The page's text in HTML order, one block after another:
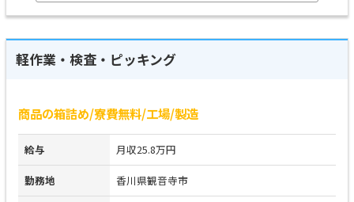
軽作業・検査・ピッキング
商品の箱詰め/寮費無料/工場/製造
給与 月収25.8万円
勤務地 香川県観音寺市